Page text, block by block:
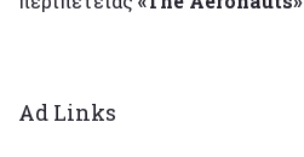
Ad Links